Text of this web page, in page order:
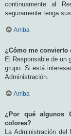
continuamente al
seguramente tenga
Arriba
¿Cómo me convierto
El Responsable de un
grupo. Si está
Administración.
Arriba
¿Por qué algunos
colores?
La Administración